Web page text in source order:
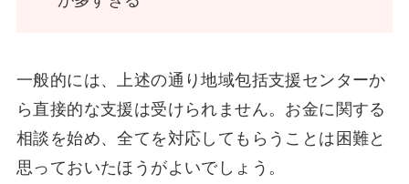
一般的には、上述の通り地域包括支援センターか
ら直接的な支援は受けられません。お金に関する
相談を始め、全てを対応してもらうことは困難と
思っておいたほうがよいでしょう。